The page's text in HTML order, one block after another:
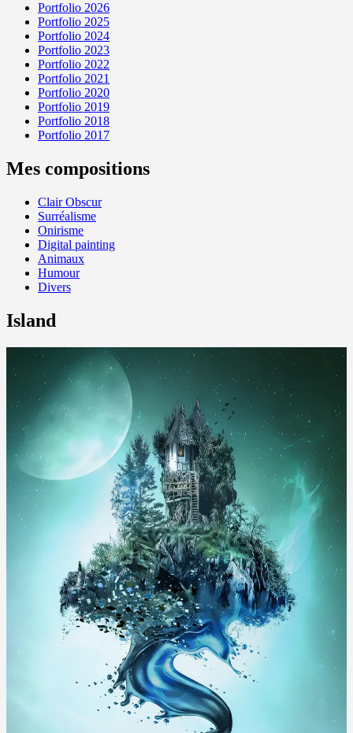
Portfolio 2026
Portfolio 2025
Portfolio 2024
Portfolio 2023
Portfolio 2022
Portfolio 2021
Portfolio 2020
Portfolio 2019
Portfolio 2018
Portfolio 2017
Mes compositions
Clair Obscur
Surréalisme
Onirisme
Digital painting
Animaux
Humour
Divers
Island